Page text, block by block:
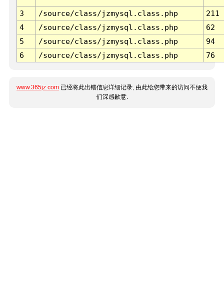
3 /source/class/jzmysql.class.php
211
4
/source/class/jzmysql.class.php
62
5
/source/class/jzmysql.class.php
94
6
/source/class/jzmysql.class.php 76
www.365jz.com 已经将此出错信息详细记录, 由此给您带来的访问不便我
们深感歉意.